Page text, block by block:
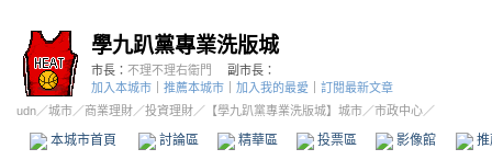
學九趴黨專業洗版城
市長： 不理不理右衛門
副市長：
加入本城市
推薦本城市 加入我的最愛
訂閱最新文章
udn／城市／商業理財／投資理財／ 【學九趴黨專業洗版城】城市／市政中心／
本城市首頁 討論區 精華區 投票區 影像館